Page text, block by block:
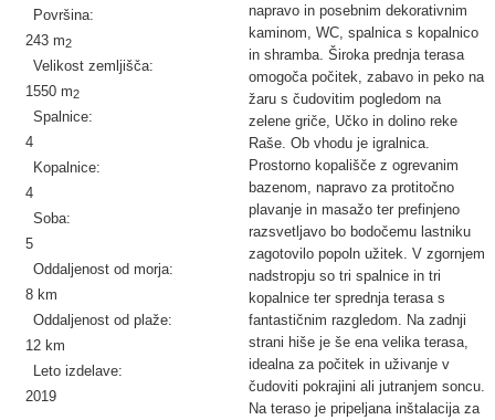
Površina:
243 m2
Velikost zemljišča:
1550 m2
Spalnice:
4
Kopalnice:
4
Soba:
5
Oddaljenost od morja:
8 km
Oddaljenost od plaže:
12 km
Leto izdelave:
2019
napravo in posebnim dekorativnim
kaminom, WC, spalnica s kopalnico
in shramba. Široka prednja terasa
omogoča počitek, zabavo in peko na
žaru s čudovitim pogledom na
zelene griče, Učko in dolino reke
Raše. Ob vhodu je igralnica.
Prostorno kopališče z ogrevanim
bazenom, napravo za protitočno
plavanje in masažo ter prefinjeno
razsvetljavo bo bodočemu lastniku
zagotovilo popoln užitek. V zgornjem
nadstropju so tri spalnice in tri
kopalnice ter sprednja terasa s
fantastičnim razgledom. Na zadnji
strani hiše je še ena velika terasa,
idealna za počitek in uživanje v
čudoviti pokrajini ali jutranjem soncu.
Na teraso je pripeljana inštalacija za